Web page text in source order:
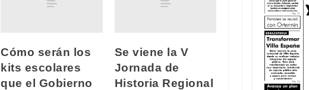
Cómo serán los
kits escolares
que el Gobierno
Se viene la V
Jornada de
Historia Regional